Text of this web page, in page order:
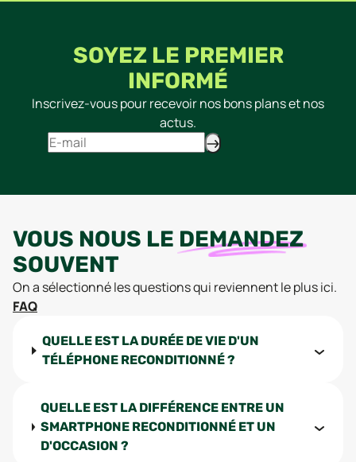
SOYEZ LE PREMIER
INFORMÉ
Inscrivez-vous pour recevoir nos bons plans et nos
actus.
VOUS NOUS LE DEMANDEZ
SOUVENT
On a sélectionné les questions qui reviennent le plus ici.
FAQ
QUELLE EST LA DURÉE DE VIE D'UN
TÉLÉPHONE RECONDITIONNÉ ?
QUELLE EST LA DIFFÉRENCE ENTRE UN
SMARTPHONE RECONDITIONNÉ ET UN
D'OCCASION ?